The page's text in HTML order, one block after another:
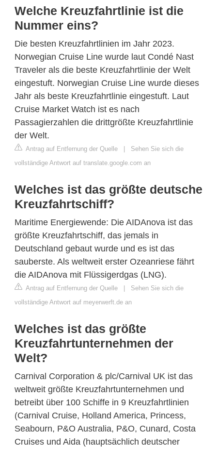
Welche Kreuzfahrtlinie ist die
Nummer eins?
Die besten Kreuzfahrtlinien im Jahr 2023.
Norwegian Cruise Line wurde laut Condé Nast
Traveler als die beste Kreuzfahrtlinie der Welt
eingestuft. Norwegian Cruise Line wurde dieses
Jahr als beste Kreuzfahrtlinie eingestuft. Laut
Cruise Market Watch ist es nach
Passagierzahlen die drittgrößte Kreuzfahrtlinie
der Welt.
Antrag auf Entfernung der Quelle | Sehen Sie sich die
vollständige Antwort auf translate.google.com an
Welches ist das größte deutsche
Kreuzfahrtschiff?
Maritime Energiewende: Die AIDAnova ist das
größte Kreuzfahrtschiff, das jemals in
Deutschland gebaut wurde und es ist das
sauberste. Als weltweit erster Ozeanriese fährt
die AIDAnova mit Flüssigerdgas (LNG).
Antrag auf Entfernung der Quelle | Sehen Sie sich die
vollständige Antwort auf meyerwerft.de an
Welches ist das größte
Kreuzfahrtunternehmen der
Welt?
Carnival Corporation & plc/Carnival UK ist das
weltweit größte Kreuzfahrtunternehmen und
betreibt über 100 Schiffe in 9 Kreuzfahrtlinien
(Carnival Cruise, Holland America, Princess,
Seabourn, P&O Australia, P&O, Cunard, Costa
Cruises und Aida (hauptsächlich deutscher